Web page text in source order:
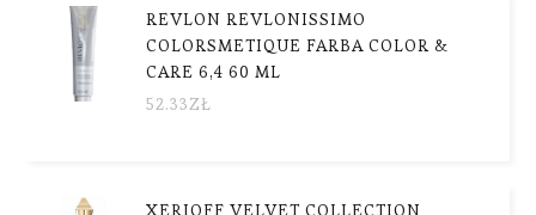
REVLON REVLONISSIMO
COLORSMETIQUE FARBA COLOR &
CARE 6,4 60 ML
52.33ZŁ
XERJOFF VELVET COLLECTION